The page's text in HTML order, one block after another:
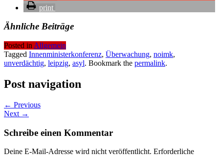
print
Ähnliche Beiträge
Posted in Allgemein
Tagged Innenministerkonferenz, Überwachung, noimk,
unverdächtig, leipzig, asyl. Bookmark the permalink.
Post navigation
← Previous
Next →
Schreibe einen Kommentar
Deine E-Mail-Adresse wird nicht veröffentlicht. Erforderliche